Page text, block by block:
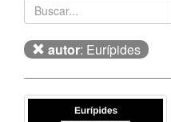
autor: Eurípides